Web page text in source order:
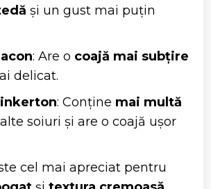
și un gust mai puțin
: Are o coajă mai subțire
delicat.
: Conține mai multă
soiuri și are o coajă ușor
cel mai apreciat pentru